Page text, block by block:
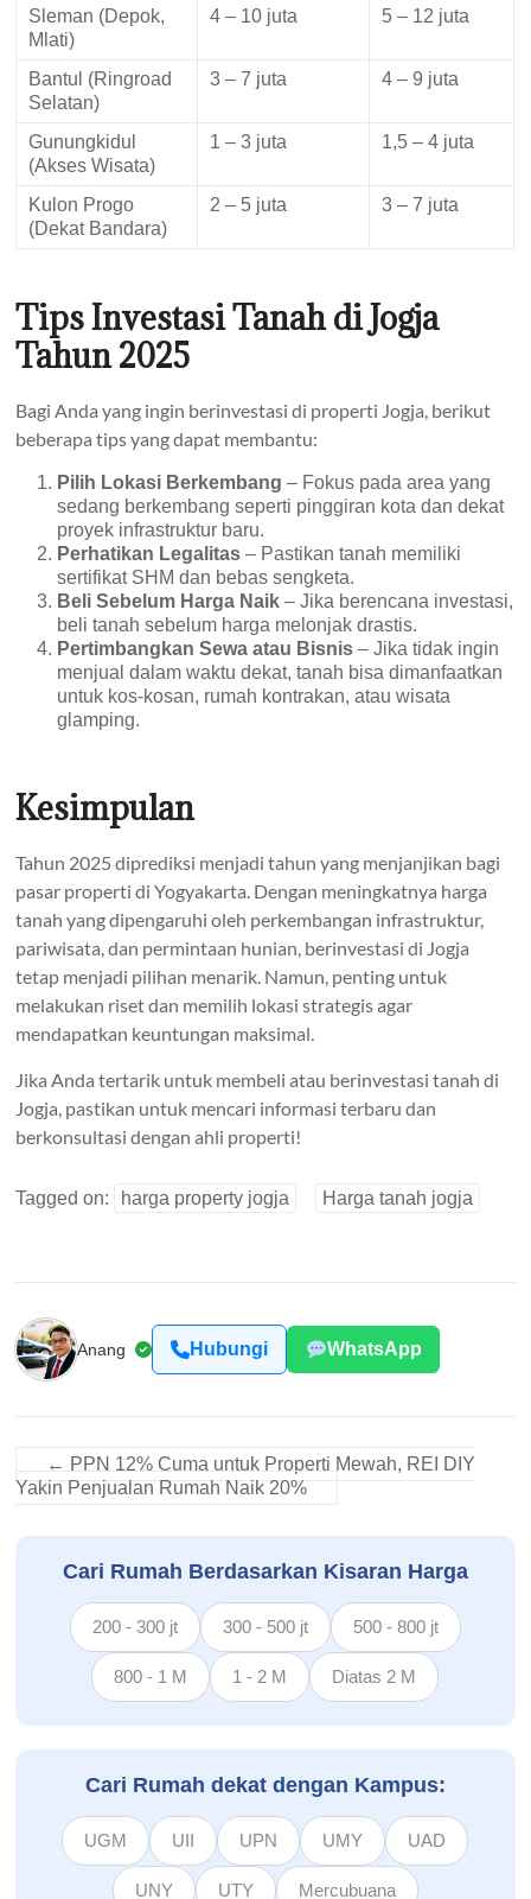
Sleman (Depok,
Mlati)
4 – 10 juta 5 – 12 juta
Bantul (Ringroad
Selatan)
3 – 7 juta 4 – 9 juta
Gunungkidul
(Akses Wisata)
1 – 3 juta 1,5 – 4 juta
Kulon Progo
(Dekat Bandara)
2 – 5 juta 3 – 7 juta
Tips Investasi Tanah di Jogja
Tahun 2025
Bagi Anda yang ingin berinvestasi di properti Jogja, berikut
beberapa tips yang dapat membantu:
Pilih Lokasi Berkembang – Fokus pada area yang
sedang berkembang seperti pinggiran kota dan dekat
proyek infrastruktur baru.
Perhatikan Legalitas – Pastikan tanah memiliki
sertifikat SHM dan bebas sengketa.
Beli Sebelum Harga Naik – Jika berencana investasi,
beli tanah sebelum harga melonjak drastis.
Pertimbangkan Sewa atau Bisnis – Jika tidak ingin
menjual dalam waktu dekat, tanah bisa dimanfaatkan
untuk kos-kosan, rumah kontrakan, atau wisata
glamping.
Kesimpulan
Tahun 2025 diprediksi menjadi tahun yang menjanjikan bagi
pasar properti di Yogyakarta. Dengan meningkatnya harga
tanah yang dipengaruhi oleh perkembangan infrastruktur,
pariwisata, dan permintaan hunian, berinvestasi di Jogja
tetap menjadi pilihan menarik. Namun, penting untuk
melakukan riset dan memilih lokasi strategis agar
mendapatkan keuntungan maksimal.
Jika Anda tertarik untuk membeli atau berinvestasi tanah di
Jogja, pastikan untuk mencari informasi terbaru dan
berkonsultasi dengan ahli properti!
Tagged on: harga property jogja Harga tanah jogja
Anang Hubungi WhatsApp
← PPN 12% Cuma untuk Properti Mewah, REI DIY
Yakin Penjualan Rumah Naik 20%
Cari Rumah Berdasarkan Kisaran Harga
200 - 300 jt 300 - 500 jt 500 - 800 jt
800 - 1 M 1 - 2 M Diatas 2 M
Cari Rumah dekat dengan Kampus:
UGM UII UPN UMY UAD
UNY UTY Mercubuana